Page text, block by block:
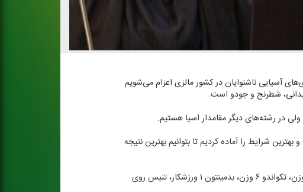
آسیایی ناشنوایان در كشور مالزی اعزام می‌شویم
در رشته‌های دیگر مقامدار آسیا هستیم.
شرایط را آماده كردیم تا بتوانیم بهترین نتیجه
نایب رئیس فدراسیون ناشنوایان گفت: با توجه به اوزان اعلامی از طرف فدراسیون جهانی، در رشته جودو ۲ تا ۳ وزن، تكواندو ۶ وزن، بدمینتون ۱ ورزشكار، تنیس روی